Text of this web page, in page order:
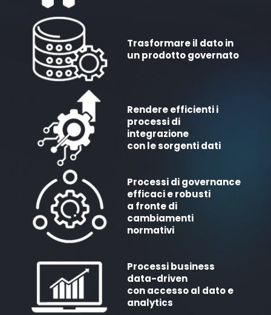
Trasformare il dato in
un prodotto governato
Rendere efficienti i
processi di
integrazione
con le sorgenti dati
Processi di governance
efficaci e robusti
a fronte di
cambiamenti
normativi
Processi business
data-driven
con accesso al dato e
analytics